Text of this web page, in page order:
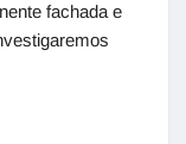
fachada e